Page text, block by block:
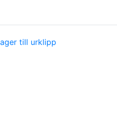
till urklipp